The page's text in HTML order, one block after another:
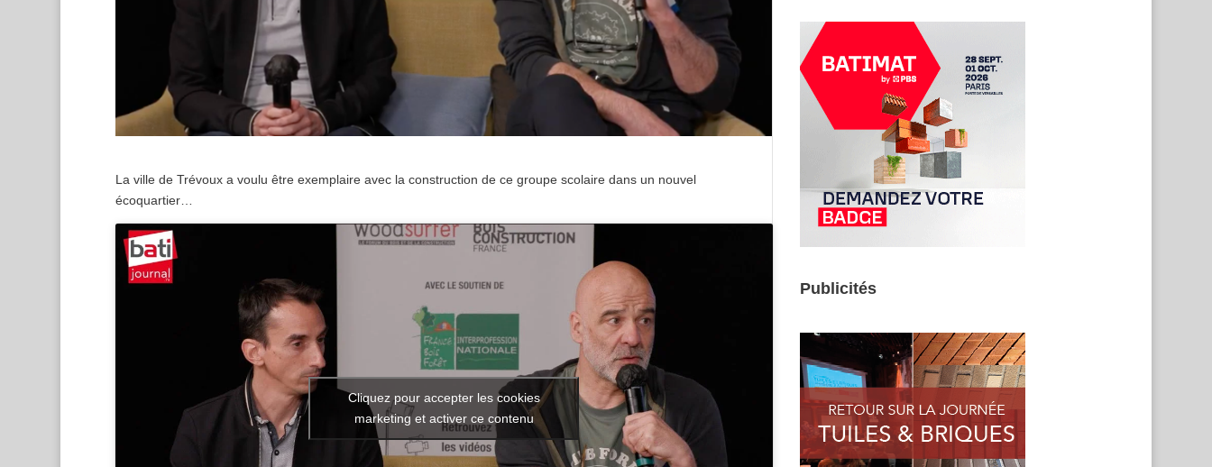
La ville de Trévoux a voulu être exemplaire avec la construction de ce groupe scolaire dans un nouvel
écoquartier…
Cliquez pour accepter les cookies
marketing et activer ce contenu
Publicités